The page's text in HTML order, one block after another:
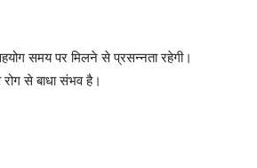
समय पर मिलने से प्रसन्नता रहेगी।
से बाधा संभव है।